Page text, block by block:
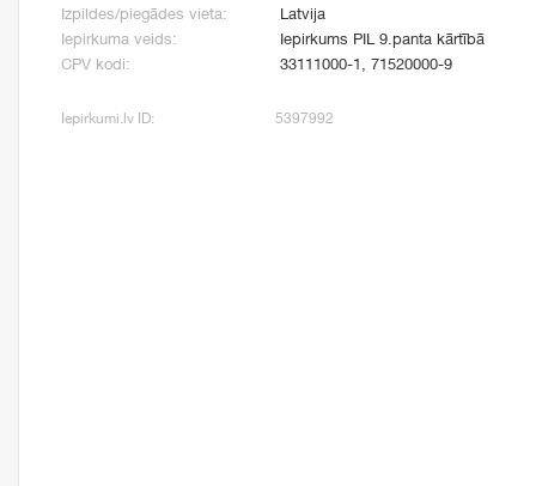
Izpildes/piegādes vieta:
Latvija
Iepirkuma veids:
Iepirkums PIL 9.panta kārtībā
CPV kodi:
33111000-1, 71520000-9
Iepirkumi.lv ID: 5397992